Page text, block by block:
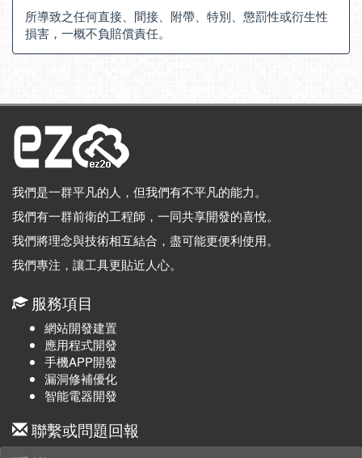
所導致之任何直接、間接、附帶、特別、懲罰性或衍生性
損害，一概不負賠償責任。
我們是一群平凡的人，但我們有不平凡的能力。
我們有一群前衛的工程師，一同共享開發的喜悅。
我們將理念與技術相互結合，盡可能更便利使用。
我們專注，讓工具更貼近人心。
服務項目
網站開發建置
應用程式開發
手機APP開發
漏洞修補優化
智能電器開發
聯繫或問題回報